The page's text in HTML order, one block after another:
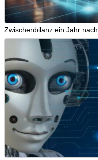
Zwischenbilanz ein Jahr